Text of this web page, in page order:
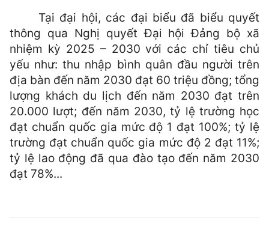
Tại đại hội, các đại biểu đã biểu quyết
thông qua Nghị quyết Đại hội Đảng bộ xã
nhiệm kỳ 2025 – 2030 với các chỉ tiêu chủ
yếu như: thu nhập bình quân đầu người trên
địa bàn đến năm 2030 đạt 60 triệu đồng; tổng
lượng khách du lịch đến năm 2030 đạt trên
20.000 lượt; đến năm 2030, tỷ lệ trường học
đạt chuẩn quốc gia mức độ 1 đạt 100%; tỷ lệ
trường đạt chuẩn quốc gia mức độ 2 đạt 11%;
tỷ lệ lao động đã qua đào tạo đến năm 2030
đạt 78%...